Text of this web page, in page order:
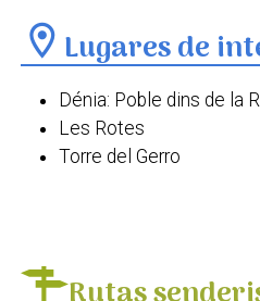
location_on Lugares de
Dénia: Poble dins de la
Les Rotes
Torre del Gerro